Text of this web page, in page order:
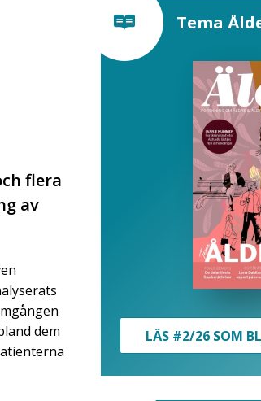
flera
av
dem
Tema
LÄS #2/26 SOM